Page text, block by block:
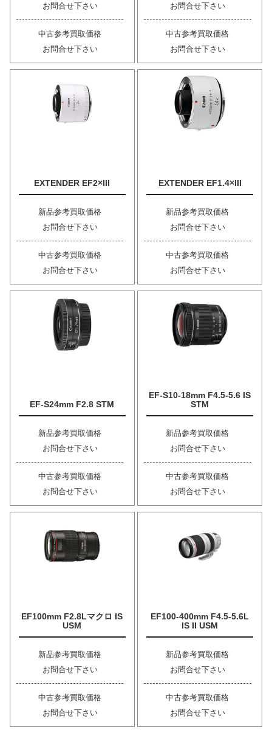
お問合せ下さい
中古参考買取価格
お問合せ下さい
お問合せ下さい
中古参考買取価格
お問合せ下さい
EXTENDER EF2×III
新品参考買取価格
お問合せ下さい
中古参考買取価格
お問合せ下さい
EXTENDER EF1.4×III
新品参考買取価格
お問合せ下さい
中古参考買取価格
お問合せ下さい
EF-S24mm F2.8 STM
新品参考買取価格
お問合せ下さい
中古参考買取価格
お問合せ下さい
EF-S10-18mm F4.5-5.6 IS
STM
新品参考買取価格
お問合せ下さい
中古参考買取価格
お問合せ下さい
EF100mm F2.8Lマクロ IS
USM
新品参考買取価格
お問合せ下さい
中古参考買取価格
お問合せ下さい
EF100-400mm F4.5-5.6L
IS II USM
新品参考買取価格
お問合せ下さい
中古参考買取価格
お問合せ下さい